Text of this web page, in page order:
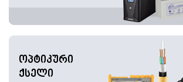
ოპტიკური
ქსელი